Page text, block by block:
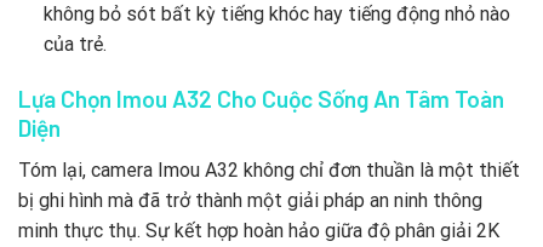
không bỏ sót bất kỳ tiếng khóc hay tiếng động nhỏ nào
của trẻ.
Lựa Chọn Imou A32 Cho Cuộc Sống An Tâm Toàn
Diện
Tóm lại, camera Imou A32 không chỉ đơn thuần là một thiết
bị ghi hình mà đã trở thành một giải pháp an ninh thông
minh thực thụ. Sự kết hợp hoàn hảo giữa độ phân giải 2K